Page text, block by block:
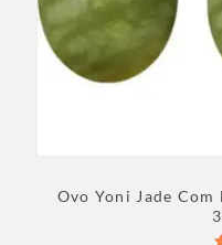
Ovo Yoni Jade